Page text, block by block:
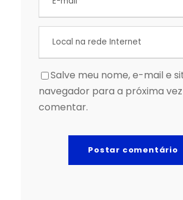
Salve meu nome, e-mail e
navegador para a próxima
comentar.